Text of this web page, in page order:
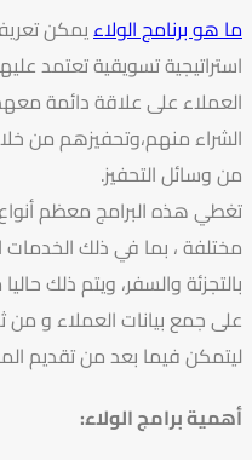
ما هو برنامج الولاءيمكن
استراتيجية تسويقية تعتمد
العملاء على علاقة دائمة
الشراء منهم،وتحفيزهم من
من وسائل التحفيز.
تغطي هذه البرامج معظم
مختلفة ، بما في ذلك الخدمات
بالتجزئة والسفر، ويتم ذلك
على جمع بيانات العملاء و
ليتمكن فيما بعد من تقديم
أهمية برامج الولاء: